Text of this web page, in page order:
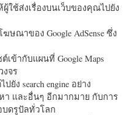
ใช้ส่งเรื่องบนเว็บของคุณไปยัง
ษณาของ Google AdSense ซึ่ง
เข้ากับแผนที่ Google Maps
จร
ยัง search engine อย่าง
และอื่นๆ อีกมากมาย กับการ
ดรูปัลทั่วโลก